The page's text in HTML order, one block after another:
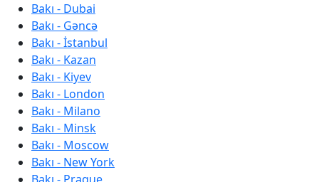
Bakı - Dubai
Bakı - Gəncə
Bakı - İstanbul
Bakı - Kazan
Bakı - Kiyev
Bakı - London
Bakı - Milano
Bakı - Minsk
Bakı - Moscow
Bakı - New York